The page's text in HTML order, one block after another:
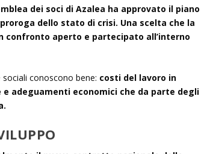
dei soci di Azalea ha approvato il piano
dello stato di crisi. Una scelta che la
confronto aperto e partecipato all’interno
conoscono bene: costi del lavoro in
adeguamenti economici che da parte degli